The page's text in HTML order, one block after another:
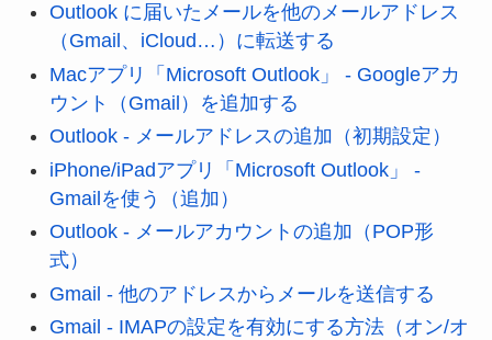
Outlook に届いたメールを他のメールアドレス
（Gmail、iCloud…）に転送する
Macアプリ「Microsoft Outlook」 - Googleアカ
ウント（Gmail）を追加する
Outlook - メールアドレスの追加（初期設定）
iPhone/iPadアプリ「Microsoft Outlook」 -
Gmailを使う（追加）
Outlook - メールアカウントの追加（POP形
式）
Gmail - 他のアドレスからメールを送信する
Gmail - IMAPの設定を有効にする方法（オン/オ